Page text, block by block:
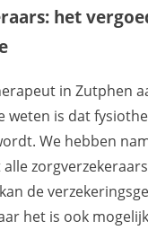
het
in Zutphen
weten is dat
We hebben
de
het is ook